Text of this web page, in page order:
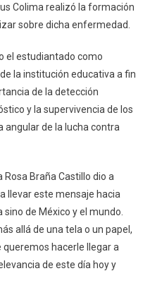
De
Colima
Lazo
Humano
La
Colima realizó la formación
sobre dicha enfermedad.
el estudiantado como
la institución educativa a fin
de la detección
y la supervivencia de los
angular de la lucha contra
Braña Castillo dio a
llevar este mensaje hacia
de México y el mundo.
allá de una tela o un papel,
hacerle llegar a
de este día hoy y